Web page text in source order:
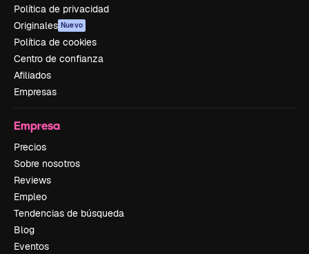
Política de privacidad
Originales Nuevo
Política de cookies
Centro de confianza
Afiliados
Empresas
Empresa
Precios
Sobre nosotros
Reviews
Empleo
Tendencias de búsqueda
Blog
Eventos